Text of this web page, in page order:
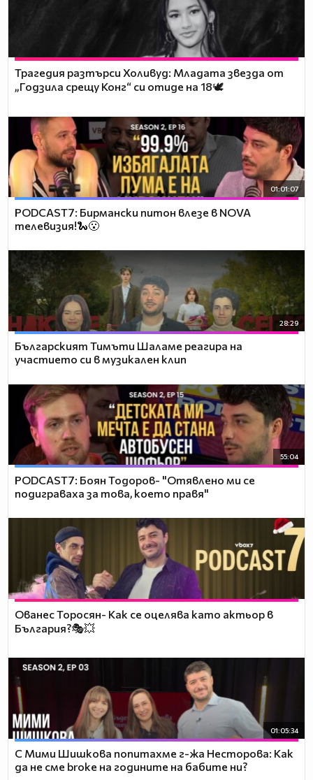
Трагедия разтърси Холивуд: Младата звезда от
„Годзила срещу Конг“ си отиде на 18🕊️
01:01:07
PODCAST7: Бирмански питон влезе в NOVA
телевизия!🐍😮
28:29
Българският Тимъти Шаламе реагира на
участието си в музикален клип
55:04
PODCAST7: ‪Боян Тодоров- "Отявлено ми се
подиграваха за това, което правя"
Ованес Торосян- Как се оцелява като актьор в
България?🎭💥
01:05:34
С Мими Шишкова попитахме г-жа Несторова: Как
да не сме broke на годините на бабите ни?